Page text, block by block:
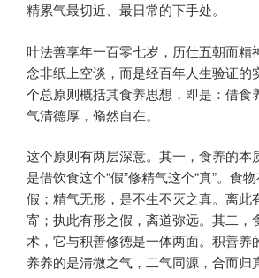
精累气最切近、最日常的下手处。
叶法善享年一百零七岁，历仕五朝而精
念非纸上空谈，而是经百年人生验证的
个总原则概括其食养思想，即是：借食
气清德厚，翛然自在。
这个原则有两层深意。其一，食养的本
是借饮食这个“假”修精气这个“真”。食
假；精气无形，是不生不灭之真。离此
寄；执此有形之假，离道弥远。其二，
术，它与积善修德是一体两面。积善养
养养的是清微之气，二气同源，合而归